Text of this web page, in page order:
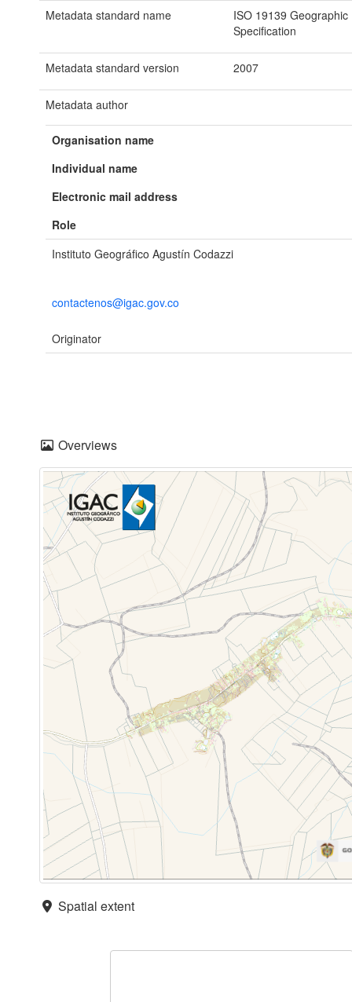
Metadata standard name
ISO 19139
Specification
Metadata standard version 2007
Metadata author
Organisation name
Individual name
Electronic mail address
Role
Instituto Geográfico Agustín Codazzi
contactenos@igac.gov.co
Originator
Overviews
Spatial extent